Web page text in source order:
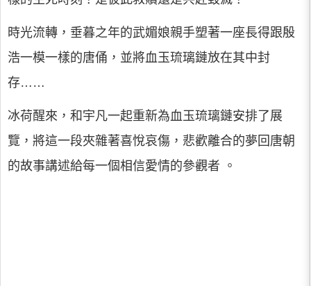
時光流轉，垂暮之年的武媚娘親手塑著一座長得跟殷
浩一模一樣的唐俑，並將血玉琉璃鏈放在其中封
存……
冰荷醒來，和宇凡一起重新為血玉琉璃鏈安排了展
覽，將這一段夾雜著喜悅哀傷，悲歡離合的夢回唐朝
的故事講述給每一個相信愛情的參觀者 。